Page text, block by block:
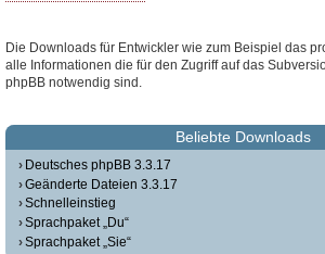
Die Downloads für Entwickler wie zum Beispiel das
alle Informationen die für den Zugriff auf das
phpBB notwendig sind.
Beliebte Downloads
Deutsches phpBB 3.3.17
Geänderte Dateien 3.3.17
Schnelleinstieg
Sprachpaket „Du“
Sprachpaket „Sie“